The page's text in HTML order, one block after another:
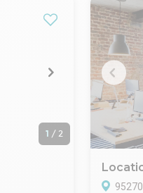
1 / 2